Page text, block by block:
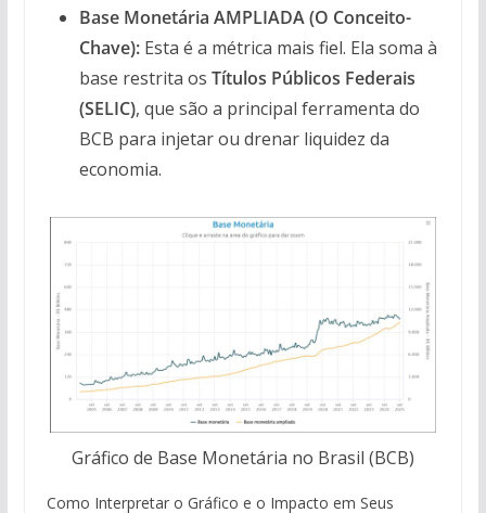
Base Monetária AMPLIADA (O Conceito-
Chave):Esta é a métrica mais fiel. Ela soma à
base restrita os Títulos Públicos Federais
(SELIC), que são a principal ferramenta do
BCB para injetar ou drenar liquidez da
economia.
Gráfico de Base Monetária no Brasil (BCB)
Como Interpretar o Gráfico e o Impacto em Seus